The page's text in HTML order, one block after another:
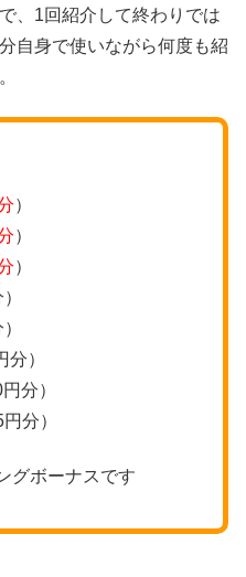
、1回紹介して終わりでは
自身で使いながら何度も紹
）
）
）
）
分）
分）
グボーナスです